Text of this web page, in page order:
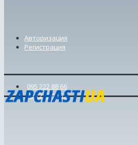
Авторизация
Регистрация
095 222 88 66
098 239 46 57